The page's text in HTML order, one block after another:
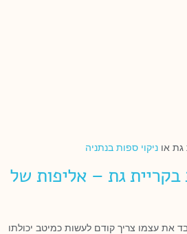
גת או ניקוי ספות בנתניה
בקריית גת – אליפות של
את עצמו צריך קודם לעשות כמיטב יכולתו